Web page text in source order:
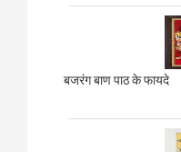
बजरंग बाण पाठ के फायदे